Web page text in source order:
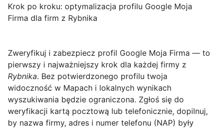
Krok po kroku: optymalizacja profilu Google Moja
Firma dla firm z Rybnika
Zweryfikuj i zabezpiecz profil Google Moja Firma — to
pierwszy i najważniejszy krok dla każdej firmy z
Rybnika. Bez potwierdzonego profilu twoja
widoczność w Mapach i lokalnych wynikach
wyszukiwania będzie ograniczona. Zgłoś się do
weryfikacji kartą pocztową lub telefonicznie, dopilnuj,
by nazwa firmy, adres i numer telefonu (NAP) były